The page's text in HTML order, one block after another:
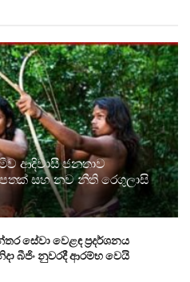
ආදිවාසී ජනතාව
සහ නව නීති රෙගුලාසි
සේවා වෙළඳ ප්‍රදර්ශනය
බීජිං නුවරදී ආරම්භ වෙයි